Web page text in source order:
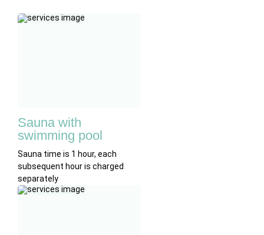
Sauna with
swimming pool
Sauna time is 1 hour, each
subsequent hour is charged
separately